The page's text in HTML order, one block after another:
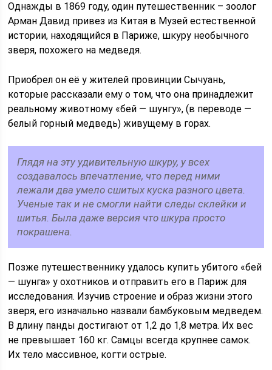
Однажды в 1869 году, один путешественник – зоолог
Арман Давид привез из Китая в Музей естественной
истории, находящийся в Париже, шкуру необычного
зверя, похожего на медведя.
Приобрел он её у жителей провинции Сычуань,
которые рассказали ему о том, что она принадлежит
реальному животному «бей — шунгу», (в переводе —
белый горный медведь) живущему в горах.
Глядя на эту удивительную шкуру, у всех
создавалось впечатление, что перед ними
лежали два умело сшитых куска разного цвета.
Ученые так и не смогли найти следы склейки и
шитья. Была даже версия что шкура просто
покрашена.
Позже путешественнику удалось купить убитого «бей
— шунга» у охотников и отправить его в Париж для
исследования. Изучив строение и образ жизни этого
зверя, его изначально назвали бамбуковым медведем.
В длину панды достигают от 1,2 до 1,8 метра. Их вес
не превышает 160 кг. Самцы всегда крупнее самок.
Их тело массивное, когти острые.